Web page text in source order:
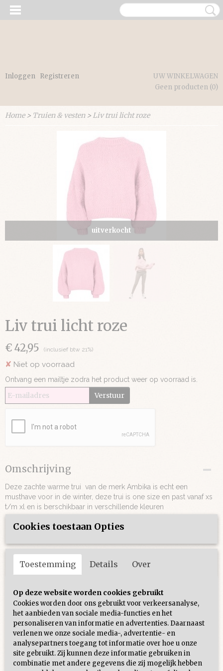
Inloggen Registreren
UW WINKELWAGEN
Geen producten (0)
Home> Truien & vesten> Liv trui licht roze
uitverkocht
Liv trui licht roze
€ 42,95 (inclusief btw 21%)
✘ Niet op voorraad
Ontvang een mailtje zodra het product weer op voorraad is.
Verstuur
Omschrijving
Deze zachte warme trui van de merk Ambika is echt een
musthave voor in de winter, deze trui is one size en past vanaf xs
t/m xl en is berschikbaar in verschillende kleuren
Ook interessant
Cookies toestaan Opties
Toestemming Details Over
Op deze website worden cookies gebruikt
Cookies worden door ons gebruikt voor verkeersanalyse,
het aanbieden van sociale media-functies en het
personaliseren van informatie en advertenties. Daarnaast
verlenen we onze sociale media-, advertentie- en
analysepartners toegang tot informatie over hoe u onze
site gebruikt. Zij kunnen deze informatie gebruiken in
combinatie met andere gegevens die zij mogelijk hebben